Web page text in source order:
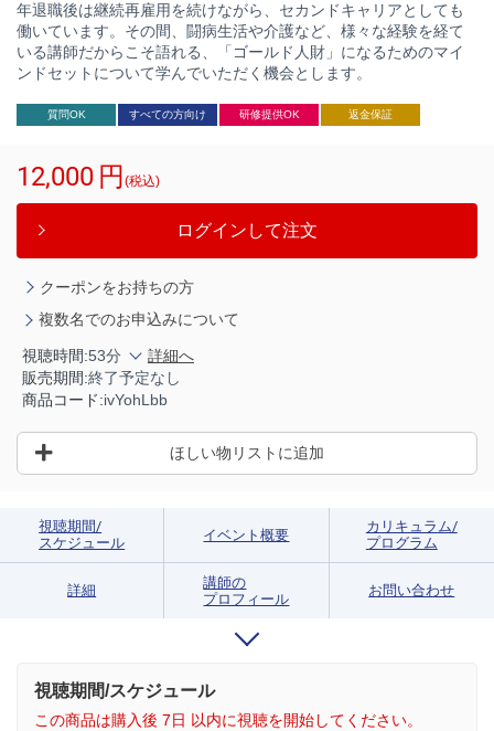
年退職後は継続再雇用を続けながら、セカンドキャリアとしても
働いています。その間、闘病生活や介護など、様々な経験を経て
いる講師だからこそ語れる、「ゴールド人財」になるためのマイ
ンドセットについて学んでいただく機会とします。
質問OK すべての方向け 研修提供OK 返金保証
12,000 円 (税込)
ログインして注文
クーポンをお持ちの方
複数名でのお申込みについて
視聴時間:53分
詳細へ
販売期間:終了予定なし
商品コード:ivYohLbb
ほしい物リストに追加
視聴期間/
スケジュール
イベント概要
カリキュラム/
プログラム
詳細
講師の
プロフィール
お問い合わせ
視聴期間/スケジュール
この商品は購入後 7日 以内に視聴を開始してください。